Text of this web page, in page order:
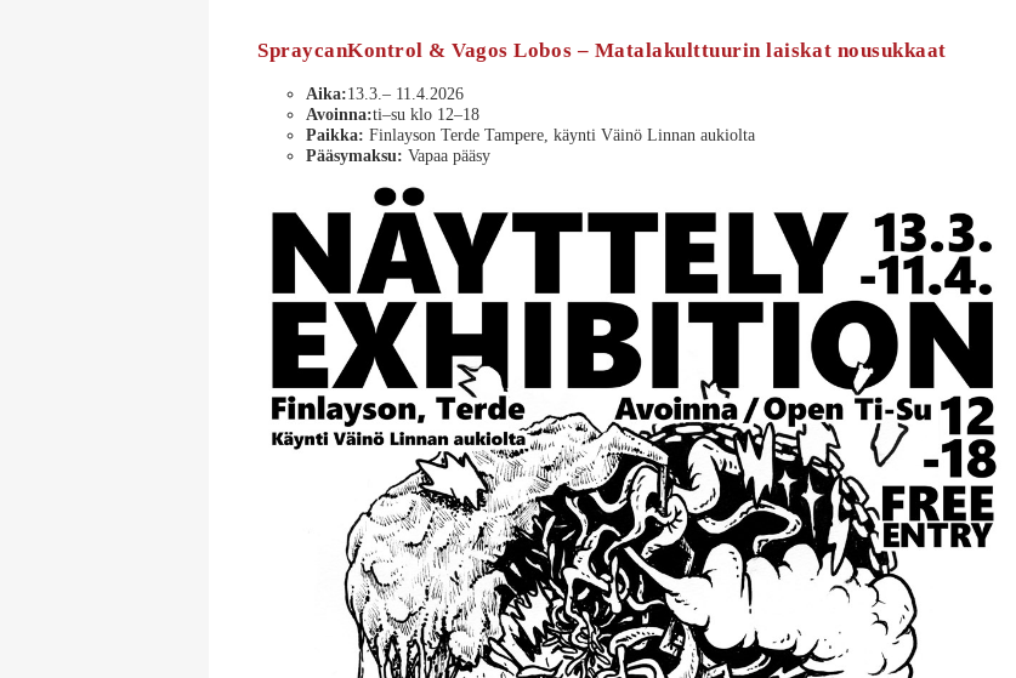
SpraycanKontrol & Vagos Lobos – Matalakulttuurin laiskat nousukkaat
Aika:13.3.– 11.4.2026
Avoinna:ti–su klo 12–18
Paikka: Finlayson Terde Tampere, käynti Väinö Linnan aukiolta
Pääsymaksu: Vapaa pääsy